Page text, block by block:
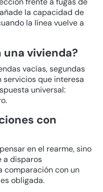
la capacidad de
la línea vuelve a
una vivienda?
vacías, segundas
servicios que interesa
universal:
con
en el rearme, sino
a disparos
comparación con un
es obligada.